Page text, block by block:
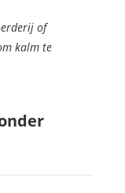
of
kalm te